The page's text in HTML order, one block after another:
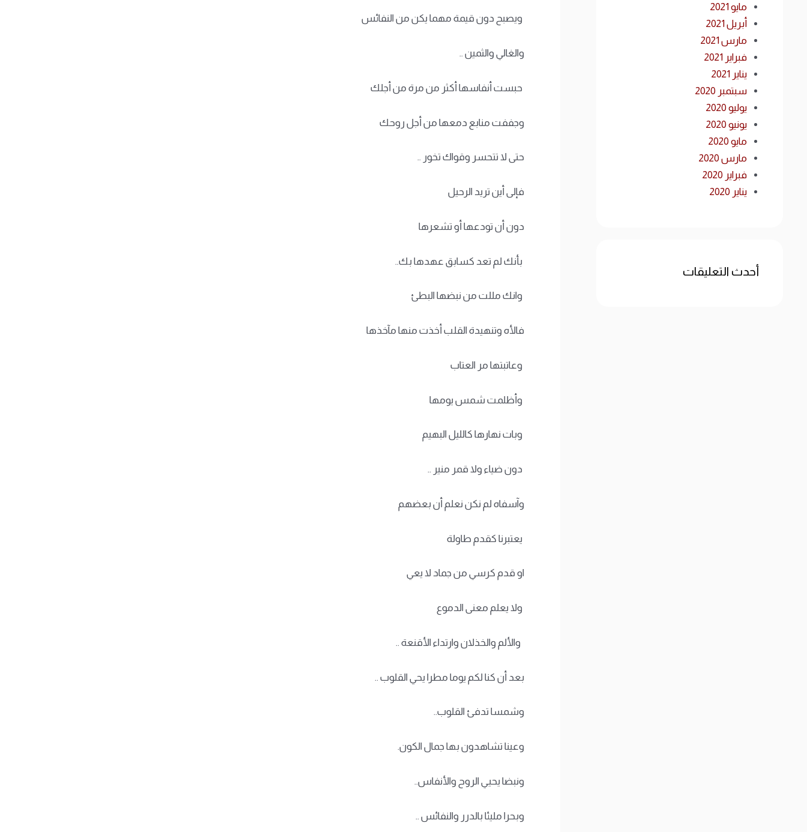
مايو 2021
أبريل 2021
مارس 2021
فبراير 2021
يناير 2021
سبتمبر 2020
يوليو 2020
يونيو 2020
مايو 2020
مارس 2020
فبراير 2020
يناير 2020
أحدث التعليقات
ويصبح دون قيمة مهما يكن من النفائس
والغالي والثمين ..
حبست أنفاسها أكثر من مرة من أجلك
وجففت منابع دمعها من أجل روحك
حتى لا تتحسر وقواك تخور ..
فإلى أين تريد الرحيل
دون أن تودعها أو تشعرها
بأنك لم تعد كسابق عهدها بك..
وانك مللت من نبضها البطئ
فالأه وتنهيدة القلب أخذت منها مآخذها
وعاتبتها مر العتاب
وأظلمت شمس يومها
وبات نهارها كالليل البهيم
دون ضياء ولا قمر منير ..
وآسفاه لم نكن نعلم أن بعضهم
يعتبرنا كقدم طاولة
او قدم كرسي من جماد لا يعي
ولا يعلم معنى الدموع
والألم والخذلان وارتداء الأقنعة ..
بعد أن كنا لكم يوما مطرا يحي القلوب ..
وشمسا تدفئ القلوب..
وعينا تشاهدون بها جمال الكون.
ونبضا يحيي الروح والأنفاس..
وبحرا مليئا بالدرر والنفائس ..